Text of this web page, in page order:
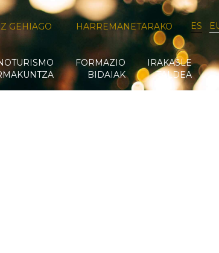
GEHIAGO HARREMANETARAKO ES
FORMAZIO
BIDAIAK
IRAKASLE
TALDEA